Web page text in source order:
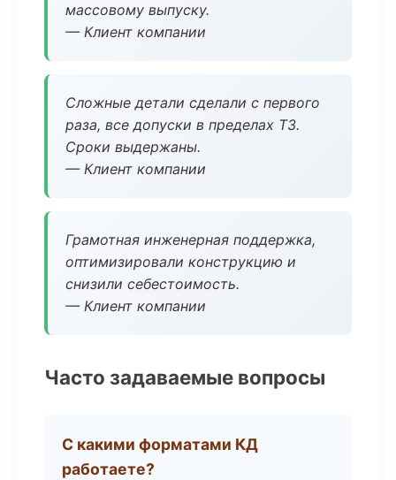
массовому выпуску.
— Клиент компании
Сложные детали сделали с первого
раза, все допуски в пределах ТЗ.
Сроки выдержаны.
— Клиент компании
Грамотная инженерная поддержка,
оптимизировали конструкцию и
снизили себестоимость.
— Клиент компании
Часто задаваемые вопросы
С какими форматами КД
работаете?